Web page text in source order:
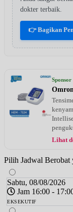
dokter terbaik.
👉 Bagikan
Sponsor
Lihat
Pilih Jadwal Berobat
Sabtu, 08/08/2026
Jam 16:00 -
EKSEKUTIF